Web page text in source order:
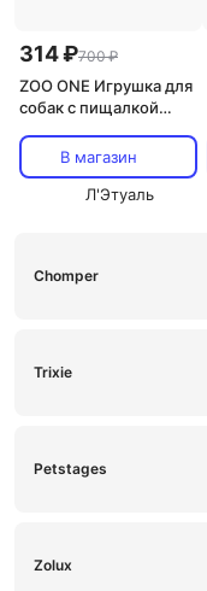
314 ₽700 ₽
ZOO ONE Игрушка для
собак с пищалкой
пирог"В магазин
Л'Этуаль
Chomper
Trixie
Petstages
Zolux